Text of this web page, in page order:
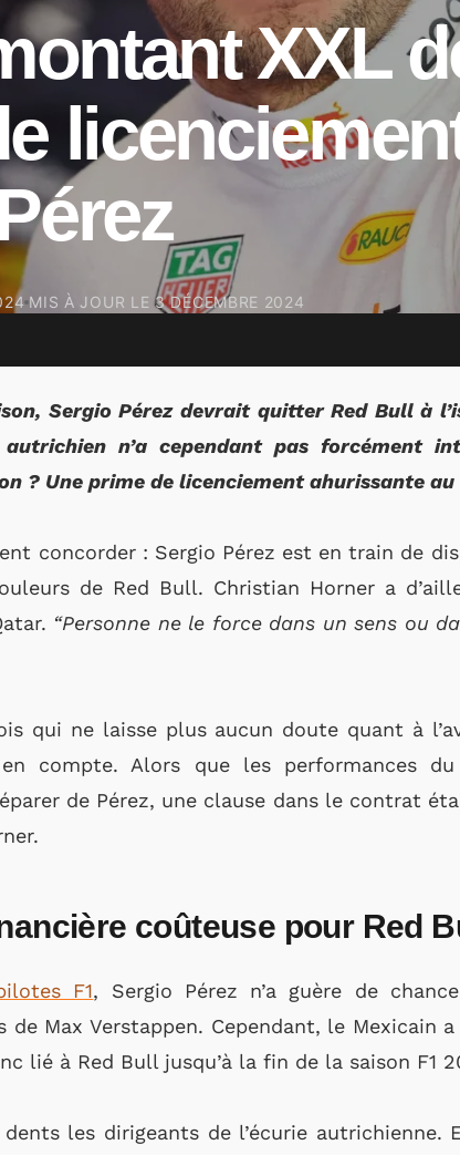
XXL
MIS À JOUR LE3 DÉCEMBRE 2024
Sergio Pérez devrait quitter Red Bull à
n’a cependant pas forcément
? Une prime de licenciement ahurissante au
concorder : Sergio Pérez est en train de
de Red Bull. Christian Horner a
“Personne ne le force dans un sens ou
qui ne laisse plus aucun doute quant à
compte. Alors que les performances
de Pérez, une clause dans le contrat
coûteuse pour Red
F1, Sergio Pérez n’a guère de
de Max Verstappen. Cependant, le Mexicain
lié à Red Bull jusqu’à la fin de la saison F1
les dirigeants de l’écurie autrichienne.